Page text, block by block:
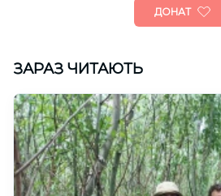
ДОНАТ
ЗАРАЗ ЧИТАЮТЬ